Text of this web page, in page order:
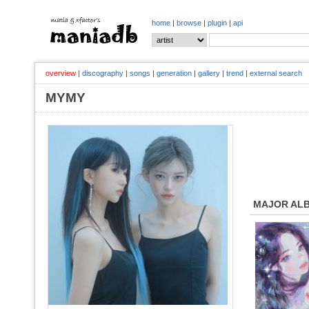
home | browse | plugin | api
overview | discography | songs | generation | gallery | trend | external search
MYMY
MAJOR